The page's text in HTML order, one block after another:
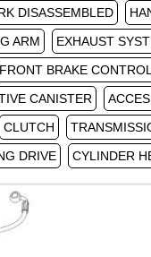
DISASSEMBLED
ARM EXHAUST
FRONT BRAKE CONTROL
CANISTER
CLUTCH
DRIVE CYLINDER